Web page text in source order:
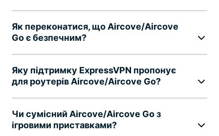
Як переконатися, що Aircove/Aircove
Go є безпечним?
Яку підтримку ExpressVPN пропонує
для роутерів Aircove/Aircove Go?
Чи сумісний Aircove/Aircove Go з
ігровими приставками?